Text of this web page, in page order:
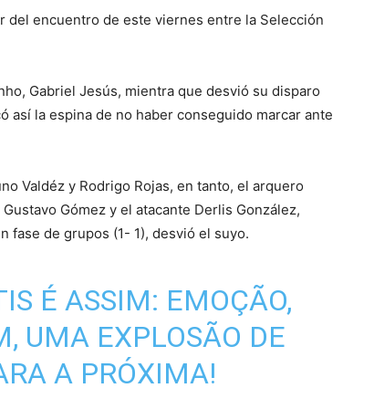
encuentro de este viernes entre la Selección
Gabriel Jesús, mientra que desvió su disparo
así la espina de no haber conseguido marcar ante
Valdéz y Rodrigo Rojas, en tanto, el arquero
Gómez y el atacante Derlis González,
fase de grupos (1- 1), desvió el suyo.
É ASSIM: EMOÇÃO,
UMA EXPLOSÃO DE
A PRÓXIMA!